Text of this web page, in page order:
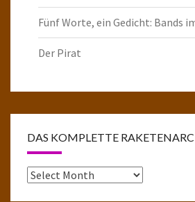
Fünf Worte, ein Gedicht: Bands
Der Pirat
DAS KOMPLETTE
Das